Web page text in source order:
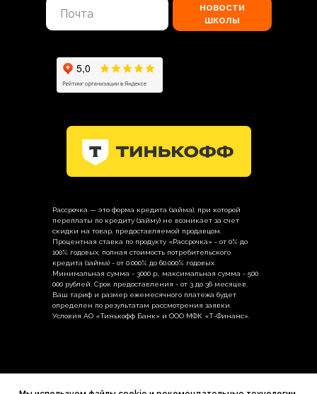
новости
школы
Рассрочка — это форма кредита (займа), при которой
переплаты по кредиту (займу) не возникает за счет
скидки на товар, предоставляемой продавцом.
Процентная ставка по продукту «Рассрочка» - от 0% до
100% годовых, полная стоимость потребительского
кредита (займа) - от 0.000% до 60.000% годовых.
Минимальная сумма - 3000 р., максимальная сумма - 500
000 рублей. Срок предоставления - от 3 до 36 месяцев.
Ваш тариф и размер ежемесячного платежа будет
определен по результатам рассмотрения заявки.
Условия АО «Тинькофф Банк» и ООО МФК «Т-Финанс».
персональных данных